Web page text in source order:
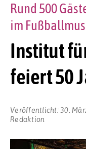
Institut
feiert 50
Rund 500
im
Veröffentlicht:30.
Redaktion